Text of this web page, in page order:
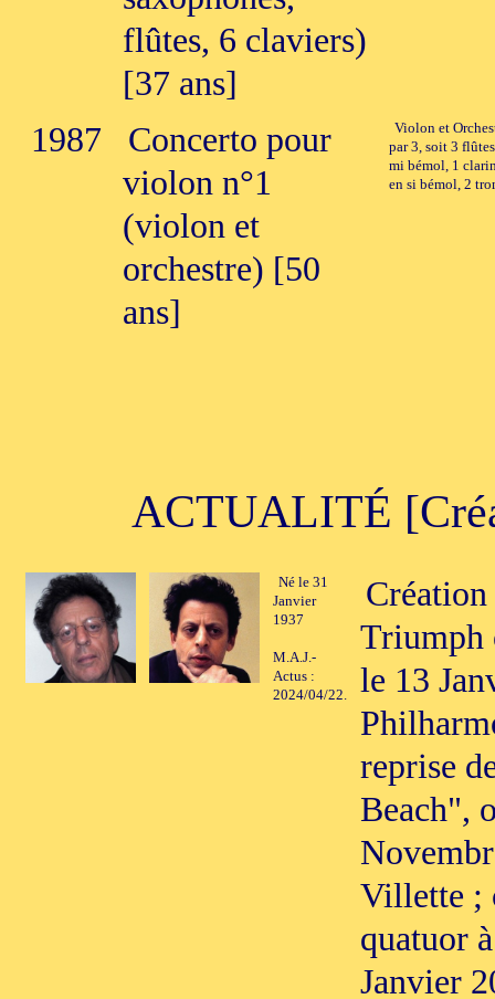
flûtes, 6 claviers)
[37 ans]
1987
Concerto pour
violon n°1
(violon et
orchestre) [50
ans]
Violon et
par 3, soit 3
mi bémol, 1
en si bémol, 2
ACTUALITÉ
Né le 31
Janvier
1937
M.A.J.-
Actus :
2024/04/22.
Triumph
le 13
reprise
Beach",
Villette ;
quatuor
Janvier